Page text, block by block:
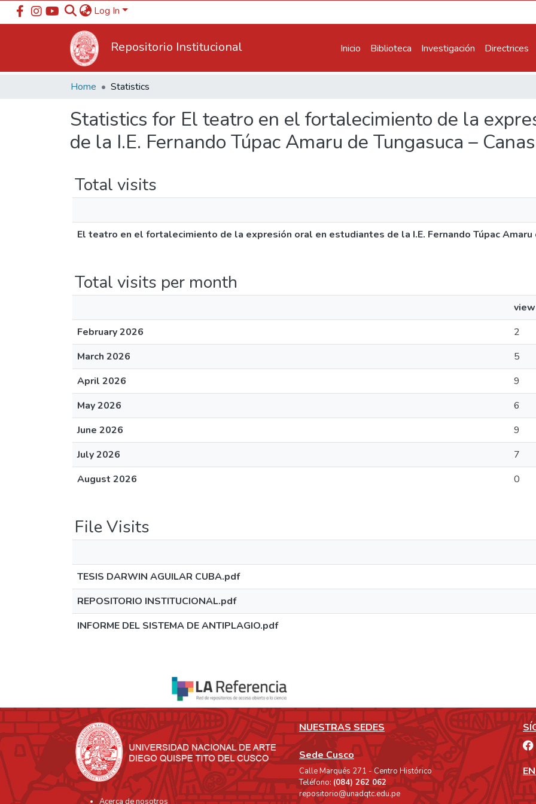
Log In
Repositorio Institucional Inicio Biblioteca Investigación Directrices
Home Statistics
Statistics for El teatro en el fortalecimiento de la
de la I.E. Fernando Túpac Amaru de Tungasuca – Canas
Total visits
El teatro en el fortalecimiento de la expresión oral en estudiantes de la I.E. Fernando Túpac Amaru
Total visits per month
February 2026
2
March 2026
5
April 2026
9
May 2026
6
June 2026
9
July 2026
7
August 2026
0
File Visits
TESIS DARWIN AGUILAR CUBA.pdf
REPOSITORIO INSTITUCIONAL.pdf
INFORME DEL SISTEMA DE ANTIPLAGIO.pdf
Acerca de nosotros
NUESTRAS SEDES
Sede Cusco
Calle Marqués 271 - Centro Histórico
Teléfono: (084) 262 062
repositorio@unadqtc.edu.pe